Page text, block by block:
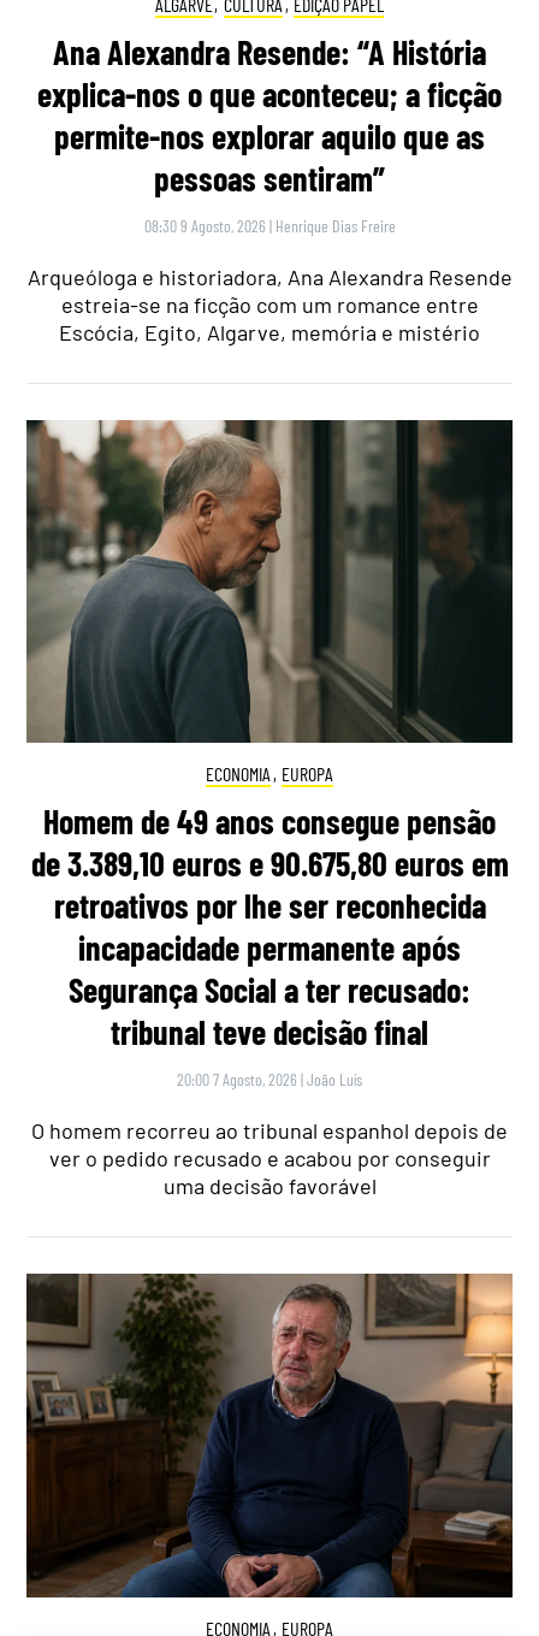
Ana Alexandra Resende: “A História
explica-nos o que aconteceu; a ficção
permite-nos explorar aquilo que as
pessoas sentiram”
08:30 9 Agosto, 2026 | Henrique Dias Freire
Arqueóloga e historiadora, Ana Alexandra Resende
estreia-se na ficção com um romance entre
Escócia, Egito, Algarve, memória e mistério
ECONOMIA , EUROPA
Homem de 49 anos consegue pensão
de 3.389,10 euros e 90.675,80 euros em
retroativos por lhe ser reconhecida
incapacidade permanente após
Segurança Social a ter recusado:
tribunal teve decisão final
20:00 7 Agosto, 2026 |João Luís
O homem recorreu ao tribunal espanhol depois de
ver o pedido recusado e acabou por conseguir
uma decisão favorável
ECONOMIA , EUROPA